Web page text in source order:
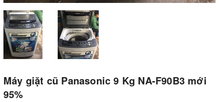
Máy giặt cũ Panasonic 9 Kg NA-F90B3 mới
95%